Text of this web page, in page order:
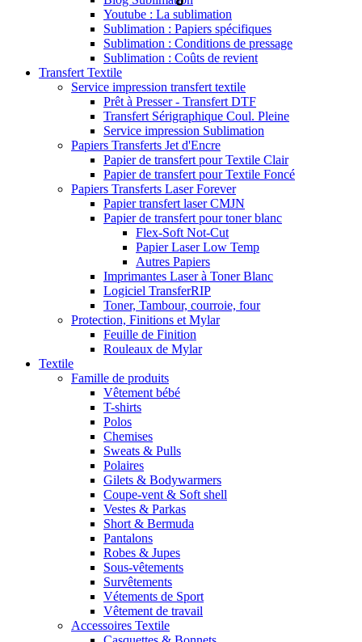
Youtube : La sublimation
Sublimation : Papiers spécifiques
Sublimation : Conditions de pressage
Sublimation : Coûts de revient
Transfert Textile
Service impression transfert textile
Prêt à Presser - Transfert DTF
Transfert Sérigraphique Coul. Pleine
Service impression Sublimation
Papiers Transferts Jet d'Encre
Papier de transfert pour Textile Clair
Papier de transfert pour Textile Foncé
Papiers Transferts Laser Forever
Papier transfert laser CMJN
Papier de transfert pour toner blanc
Flex-Soft Not-Cut
Papier Laser Low Temp
Autres Papiers
Imprimantes Laser à Toner Blanc
Logiciel TransferRIP
Toner, Tambour, courroie, four
Protection, Finitions et Mylar
Feuille de Finition
Rouleaux de Mylar
Textile
Famille de produits
Vêtement bébé
T-shirts
Polos
Chemises
Sweats & Pulls
Polaires
Gilets & Bodywarmers
Coupe-vent & Soft shell
Vestes & Parkas
Short & Bermuda
Pantalons
Robes & Jupes
Sous-vêtements
Survêtements
Vétements de Sport
Vêtement de travail
Accessoires Textile